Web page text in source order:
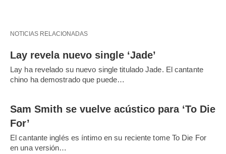
NOTICIAS RELACIONADAS
Lay revela nuevo single ‘Jade’
Lay ha revelado su nuevo single titulado Jade. El cantante
chino ha demostrado que puede…
Sam Smith se vuelve acústico para ‘To Die
For’
El cantante inglés es íntimo en su reciente tome To Die For
en una versión…